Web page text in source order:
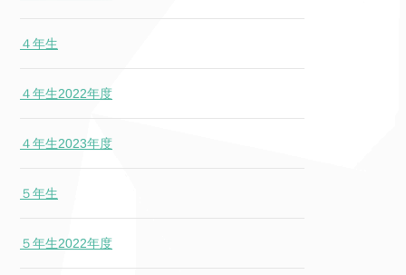
４年生
４年生2022年度
４年生2023年度
５年生
５年生2022年度